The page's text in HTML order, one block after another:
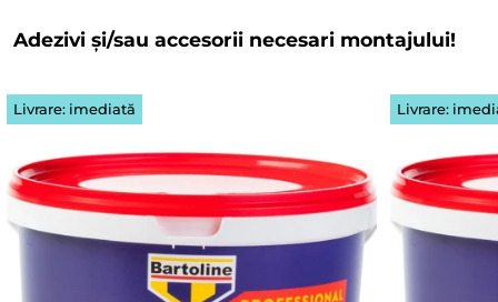
Adezivi și/sau accesorii necesari montajului!
Livrare: imediată Livrare: